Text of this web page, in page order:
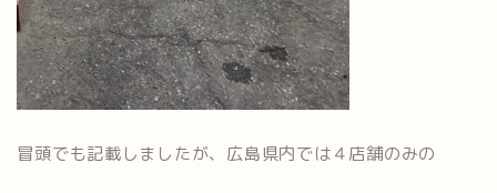
冒頭でも記載しましたが、広島県内では４店舗のみの